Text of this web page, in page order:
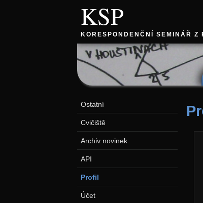
KSP
KORESPONDENČNÍ SEMINÁŘ Z
Ostatní
Cvičiště
Archiv novinek
API
Profil
Účet